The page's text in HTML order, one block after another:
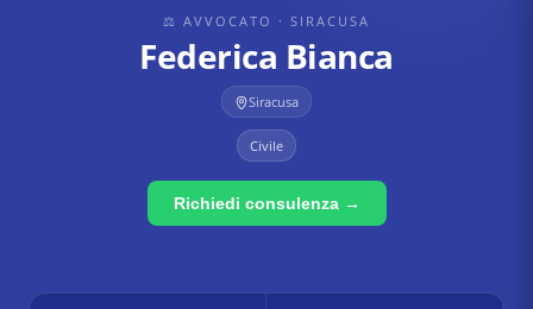
⚖ AVVOCATO · SIRACUSA
Federica Bianca
Siracusa
Civile
Richiedi consulenza →